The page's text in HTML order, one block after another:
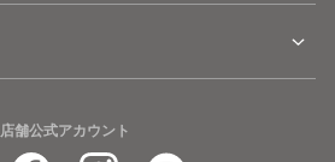
店舗公式アカウント